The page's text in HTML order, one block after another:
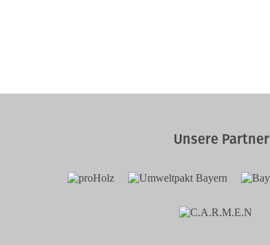
Unsere Partner